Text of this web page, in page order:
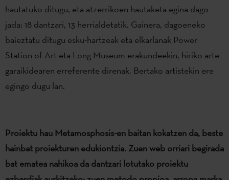
hautatuko ditugu, eta atzerrikoen hautaketa egina dago
jada: 18 dantzari, 13 herrialdetatik. Gainera, dagoeneko
baieztatu ditugu esku-hartzeak eta elkarlanak Power
Station of Art eta Long Museum erakundeekin, hiriko arte
garaikidearen erreferente direnak. Bertako artistekin ere
egingo dugu lan.
Proiektu hau Metamosphosis-en baitan kokatzen da, beste
hainbat proiekturen edukiontzia. Zuen web orriari begirada
bat ematea nahikoa da dantzari lotutako proiektu